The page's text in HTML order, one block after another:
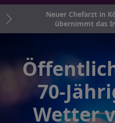
Neuer Chefarzt in
übernimmt das
70-
Wetter